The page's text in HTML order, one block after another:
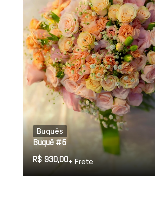
Buquês
Buquê #5
R$ 930,00+ Frete